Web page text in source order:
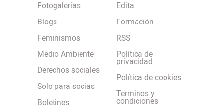
Fotogalerías
Blogs
Feminismos
Medio Ambiente
Derechos sociales
Solo para socias
Boletines
Edita
Formación
RSS
Política de
privacidad
Política de cookies
Terminos y
condiciones